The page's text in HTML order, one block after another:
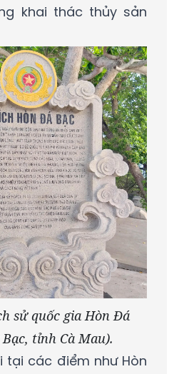
khai thác thủy sản
sử quốc gia Hòn Đá
tỉnh Cà Mau).
tại các điểm như Hòn